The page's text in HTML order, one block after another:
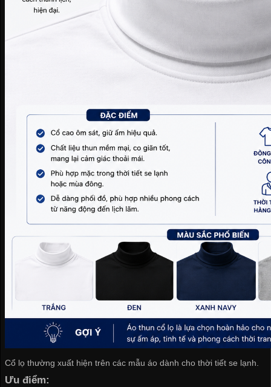
Cổ lọ thường xuất hiện trên các mẫu áo dành cho thời tiết se lạnh.
Ưu điểm: